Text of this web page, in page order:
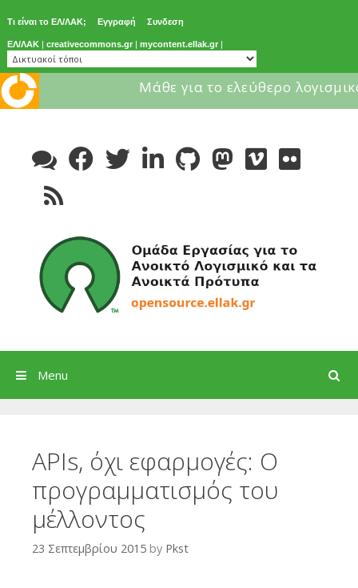
Τι είναι το ΕΛ/ΛΑΚ; Εγγραφή Συνδεση
ΕΛ/ΛΑΚ | creativecommons.gr | mycontent.ellak.gr |
Μάθε για το ελεύθερο
content
Search
Menu
APIs, όχι εφαρμογές: Ο
προγραμματισμός του
μέλλοντος
23 Σεπτεμβρίου 2015 by Pkst